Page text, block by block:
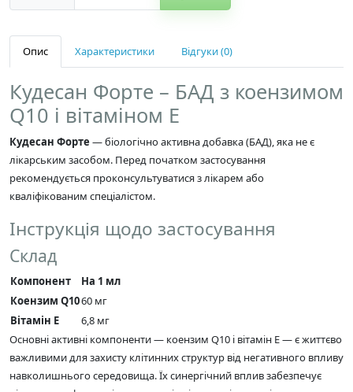
Опис Характеристики Відгуки (0)
Кудесан Форте – БАД з коензимом
Q10 і вітаміном Е
Кудесан Форте — біологічно активна добавка (БАД), яка не є
лікарським засобом. Перед початком застосування
рекомендується проконсультуватися з лікарем або
кваліфікованим спеціалістом.
Інструкція щодо застосування
Склад
Компонент
На 1 мл
Коензим Q1060 мг
Вітамін Е
6,8 мг
Основні активні компоненти — коензим Q10 і вітамін Е — є життєво
важливими для захисту клітинних структур від негативного впливу
навколишнього середовища. Їх синергічний вплив забезпечує